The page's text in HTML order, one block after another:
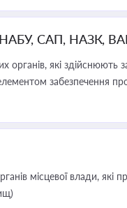
НАБУ, САП, НАЗК,
які здійснюють
забезпечення
місцевої влади,